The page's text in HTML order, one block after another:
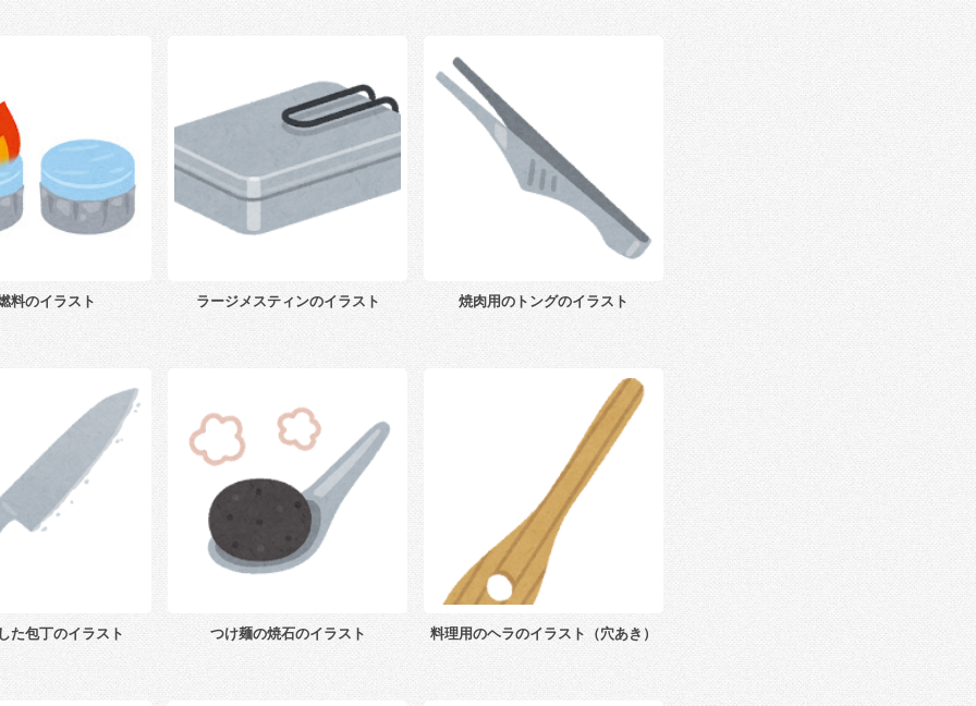
料のイラスト ラージメスティンのイラスト 焼肉用のトングのイラスト
た包丁のイラスト つけ麺の焼石のイラスト 料理用のヘラのイラスト（穴あき）